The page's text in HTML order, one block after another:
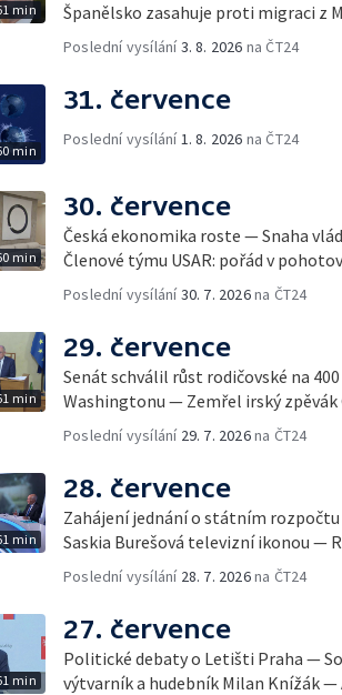
min
Španělsko zasahuje proti migraci z
Poslední vysílání3. 8. 2026 na ČT24
min
31. července
Poslední vysílání1. 8. 2026 na ČT24
min
30. července
Česká ekonomika roste — Snaha
Členové týmu USAR: pořád v
Poslední vysílání30. 7. 2026na ČT24
min
29. července
Senát schválil růst rodičovské na
Washingtonu — Zemřel irský
Poslední vysílání 29. 7. 2026na ČT24
min
28. července
Zahájení jednání o státním
Saskia Burešová televizní ikonou —
Poslední vysílání 28. 7. 2026na ČT24
min
27. července
Politické debaty o Letišti Praha —
výtvarník a hudebník Milan Knížák —